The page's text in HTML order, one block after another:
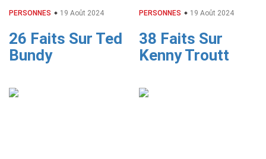
PERSONNES 19 Août 2024
26 Faits Sur Ted
Bundy
PERSONNES 19 Août 2024
38 Faits Sur
Kenny Troutt